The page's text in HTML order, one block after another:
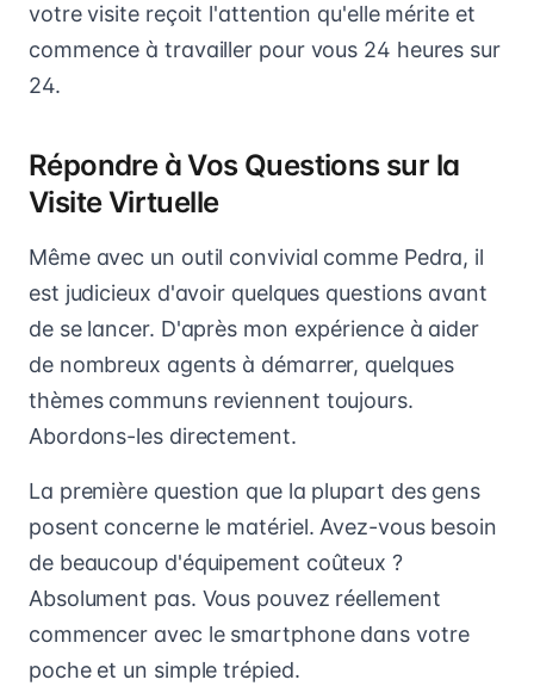
votre visite reçoit l'attention qu'elle mérite et
commence à travailler pour vous 24 heures sur
24.
Répondre à Vos Questions sur la
Visite Virtuelle
Même avec un outil convivial comme Pedra, il
est judicieux d'avoir quelques questions avant
de se lancer. D'après mon expérience à aider
de nombreux agents à démarrer, quelques
thèmes communs reviennent toujours.
Abordons-les directement.
La première question que la plupart des gens
posent concerne le matériel. Avez-vous besoin
de beaucoup d'équipement coûteux ?
Absolument pas. Vous pouvez réellement
commencer avec le smartphone dans votre
poche et un simple trépied.